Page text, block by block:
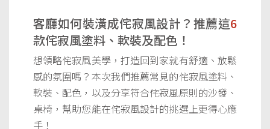
客廳如何裝潢成侘寂風設計？推薦這6
款侘寂風塗料、軟裝及配色！
想領略侘寂風美學，打造回到家就有舒適、放鬆
感的氛圍嗎？本次我們推薦常見的侘寂風塗料、
軟裝、配色，以及分享符合侘寂風原則的沙發、
桌椅，幫助您能在侘寂風設計的挑選上更得心應
手！